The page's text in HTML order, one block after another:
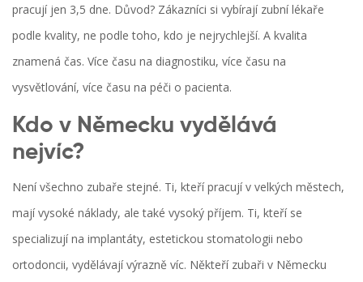
pracují jen 3,5 dne. Důvod? Zákazníci si vybírají zubní lékaře
podle kvality, ne podle toho, kdo je nejrychlejší. A kvalita
znamená čas. Více času na diagnostiku, více času na
vysvětlování, více času na péči o pacienta.
Kdo v Německu vydělává
nejvíc?
Není všechno zubaře stejné. Ti, kteří pracují v velkých městech,
mají vysoké náklady, ale také vysoký příjem. Ti, kteří se
specializují na implantáty, estetickou stomatologii nebo
ortodoncii, vydělávají výrazně víc. Někteří zubaři v Německu